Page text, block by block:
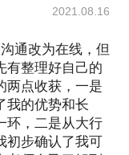
2021.08.16
通改为在线，但
有整理好自己的
两点收获，一是
我的优势和长
环，二是从大行
初步确认了我可